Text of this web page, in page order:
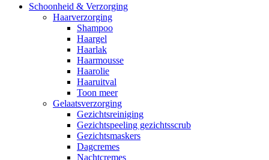
Schoonheid & Verzorging
Haarverzorging
Shampoo
Haargel
Haarlak
Haarmousse
Haarolie
Haaruitval
Toon meer
Gelaatsverzorging
Gezichtsreiniging
Gezichtspeeling gezichtsscrub
Gezichtsmaskers
Dagcremes
Nachtcremes